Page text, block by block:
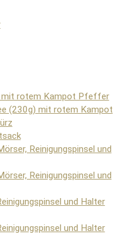
mit rotem Kampot Pfeffer
(230g) mit rotem Kampot
Reinigungspinsel und
Reinigungspinsel und
und Halter
und Halter